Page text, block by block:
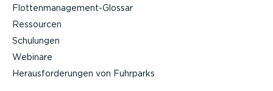
Flotten­management-Glossar
Ressourcen
Schulungen
Webinare
Heraus­for­de­rungen von Fuhrparks